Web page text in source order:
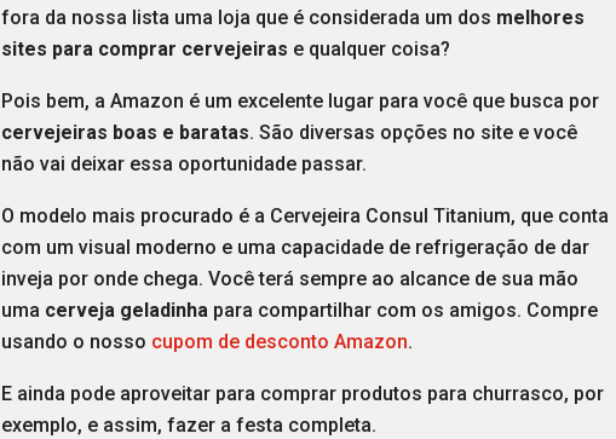
fora da nossa lista uma loja que é considerada um dos melhores
sites para comprar cervejeiras e qualquer coisa?
Pois bem, a Amazon é um excelente lugar para você que busca por
cervejeiras boas e baratas. São diversas opções no site e você
não vai deixar essa oportunidade passar.
O modelo mais procurado é a Cervejeira Consul Titanium, que conta
com um visual moderno e uma capacidade de refrigeração de dar
inveja por onde chega. Você terá sempre ao alcance de sua mão
uma cerveja geladinha para compartilhar com os amigos. Compre
usando o nosso cupom de desconto Amazon.
E ainda pode aproveitar para comprar produtos para churrasco, por
exemplo, e assim, fazer a festa completa.